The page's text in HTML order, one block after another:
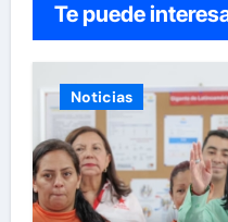
Te puede
Noticias